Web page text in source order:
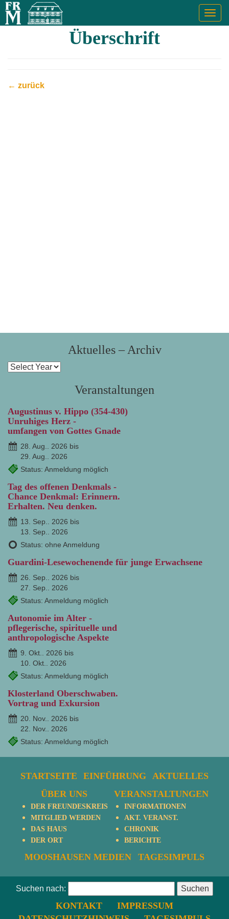
Überschrift
← zurück
Aktuelles – Archiv
Veranstaltungen
Augustinus v. Hippo (354-430)
Unruhiges Herz -
umfangen von Gottes Gnade
28. Aug.. 2026 bis
29. Aug.. 2026
Status: Anmeldung möglich
Tag des offenen Denkmals -
Chance Denkmal: Erinnern.
Erhalten. Neu denken.
13. Sep.. 2026 bis
13. Sep.. 2026
Status: ohne Anmeldung
Guardini-Lesewochenende für junge Erwachsene
26. Sep.. 2026 bis
27. Sep.. 2026
Status: Anmeldung möglich
Autonomie im Alter -
pflegerische, spirituelle und
anthropologische Aspekte
9. Okt.. 2026 bis
10. Okt.. 2026
Status: Anmeldung möglich
Klosterland Oberschwaben.
Vortrag und Exkursion
20. Nov.. 2026 bis
22. Nov.. 2026
Status: Anmeldung möglich
STARTSEITE EINFÜHRUNG
AKTUELLES
ÜBER UNS
DER FREUNDESKREIS
MITGLIED WERDEN
DAS HAUS
DER ORT
VERANSTALTUNGEN
INFORMATIONEN
AKT. VERANST.
CHRONIK
BERICHTE
MOOSHAUSEN MEDIEN TAGESIMPULS
Suchen nach:
KONTAKT
IMPRESSUM